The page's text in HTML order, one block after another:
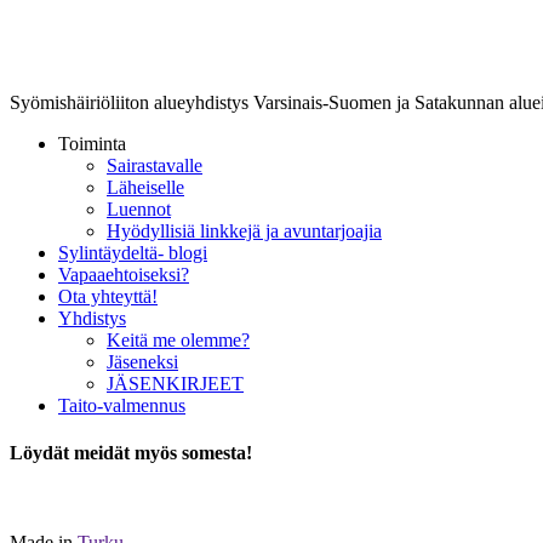
Syömishäiriöliiton alueyhdistys Varsinais-Suomen ja Satakunnan
Toiminta
Sairastavalle
Läheiselle
Luennot
Hyödyllisiä linkkejä ja avuntarjoajia
Sylintäydeltä- blogi
Vapaaehtoiseksi?
Ota yhteyttä!
Yhdistys
Keitä me olemme?
Jäseneksi
JÄSENKIRJEET
Taito-valmennus
Löydät meidät myös somesta!